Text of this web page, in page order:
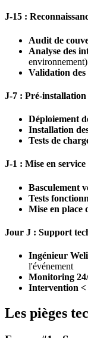
J-15 :
Audit de
Analyse des
environnement)
Validation des
J-7 : Pré-installation
Déploiement
Installation
Tests de
J-1 : Mise en service
Basculement
Tests
Mise en place
Jour J : Support
Ingénieur
l'événement
Monitoring
Intervention <
Les pièges